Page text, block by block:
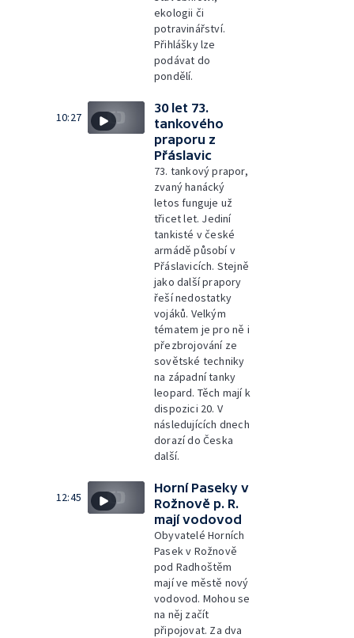
ekologii či
potravinářství.
Přihlášky lze
podávat do
pondělí.
10:27
30 let 73.
tankového
praporu z
Přáslavic
73. tankový prapor,
zvaný hanácký
letos funguje už
třicet let. Jediní
tankisté v české
armádě působí v
Přáslavicích. Stejně
jako další prapory
řeší nedostatky
vojáků. Velkým
tématem je pro ně i
přezbrojování ze
sovětské techniky
na západní tanky
leopard. Těch mají k
dispozici 20. V
následujících dnech
dorazí do Česka
další.
12:45
Horní Paseky v
Rožnově p. R.
mají vodovod
Obyvatelé Horních
Pasek v Rožnově
pod Radhoštěm
mají ve městě nový
vodovod. Mohou se
na něj začít
připojovat. Za dva